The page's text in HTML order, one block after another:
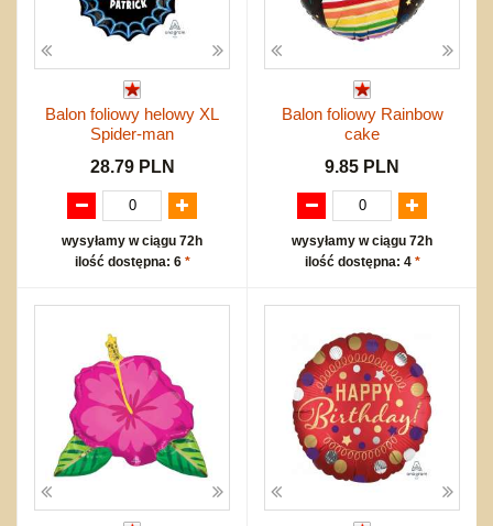
Balon foliowy helowy XL
Spider-man
28.79 PLN
wysyłamy w ciągu 72h
ilość dostępna: 6 *
Balon foliowy Rainbow
cake
9.85 PLN
wysyłamy w ciągu 72h
ilość dostępna: 4 *